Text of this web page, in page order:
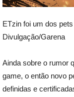
ETzin foi um dos
Divulgação/Garena
Ainda sobre o rumor
game, o então novo
definidas e